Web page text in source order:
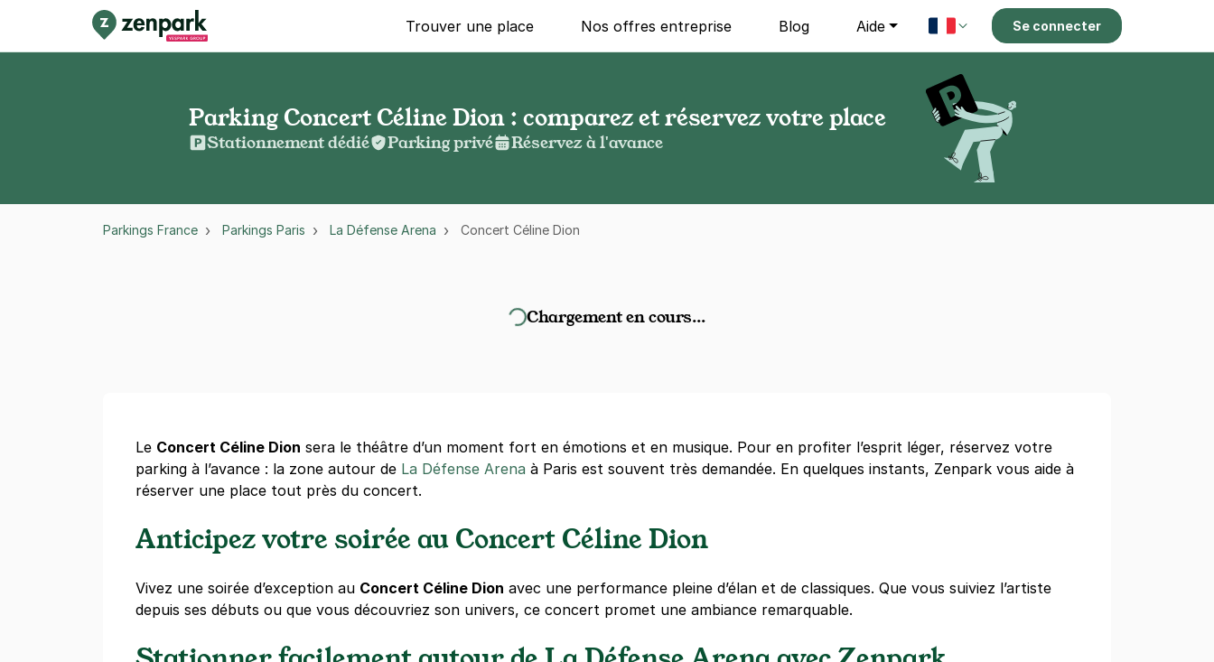
Trouver une place Nos offres entreprise Blog Aide Se connecter
Parking Concert Céline Dion : comparez et réservez votre place
Stationnement dédié Parking privé Réservez à l'avance
Parkings France Parkings Paris La Défense Arena Concert Céline Dion
Chargement en cours…
Le Concert Céline Dion sera le théâtre d’un moment fort en émotions et en musique. Pour en profiter l’esprit léger, réservez votre
parking à l’avance : la zone autour de La Défense Arena à Paris est souvent très demandée. En quelques instants, Zenpark vous aide à
réserver une place tout près du concert.
Anticipez votre soirée au Concert Céline Dion
Vivez une soirée d’exception au Concert Céline Dion avec une performance pleine d’élan et de classiques. Que vous suiviez l’artiste
depuis ses débuts ou que vous découvriez son univers, ce concert promet une ambiance remarquable.